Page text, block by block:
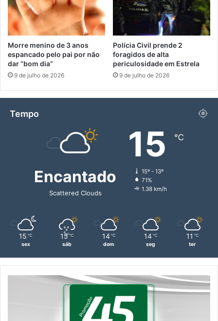
Morre menino de 3 anos
espancado pelo pai por não
dar “bom dia”
9 de julho de 2026
Polícia Civil prende 2
foragidos de alta
periculosidade em Estrela
9 de julho de 2026
Tempo
Encantado
Scattered Clouds
15 ℃
15º - 13º
71%
1.38 km/h
15 ℃
sex
15 ℃
sáb
14 ℃
dom
14 ℃
seg
11 ℃
ter